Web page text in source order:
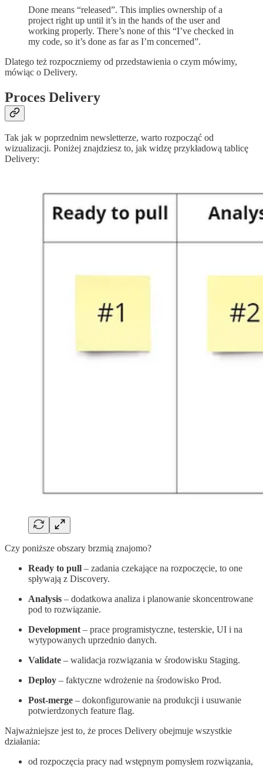
Done means “released”. This implies ownership of a
project right up until it’s in the hands of the user and
working properly. There’s none of this “I’ve checked in
my code, so it’s done as far as I’m concerned”.
Dlatego też rozpoczniemy od przedstawienia o czym mówimy,
mówiąc o Delivery.
Proces Delivery
Tak jak w poprzednim newsletterze, warto rozpocząć od
wizualizacji. Poniżej znajdziesz to, jak widzę przykładową tablicę
Delivery:
Czy poniższe obszary brzmią znajomo?
Ready to pull – zadania czekające na rozpoczęcie, to one
spływają z Discovery.
Analysis – dodatkowa analiza i planowanie skoncentrowane
pod to rozwiązanie.
Development– prace programistyczne, testerskie, UI i na
wytypowanych uprzednio danych.
Validate – walidacja rozwiązania w środowisku Staging.
Deploy – faktyczne wdrożenie na środowisko Prod.
Post-merge – dokonfigurowanie na produkcji i usuwanie
potwierdzonych feature flag.
Najważniejsze jest to, że proces Delivery obejmuje wszystkie
działania:
od rozpoczęcia pracy nad wstępnym pomysłem rozwiązania,